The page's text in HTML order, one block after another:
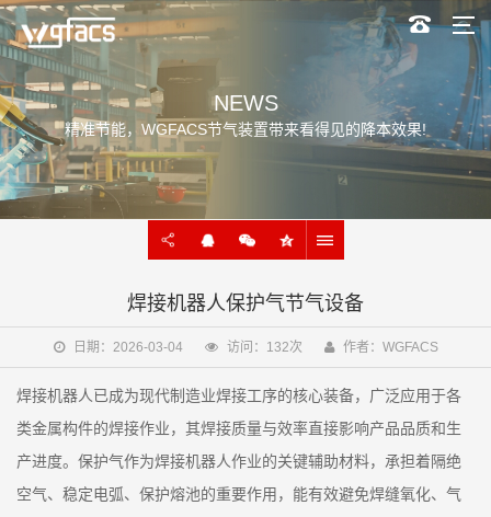
NEWS
精准节能，WGFACS节气装置带来看得见的降本效果!
焊接机器人保护气节气设备
日期：2026-03-04 访问：132次 作者：WGFACS
焊接机器人已成为现代制造业焊接工序的核心装备，广泛应用于各
类金属构件的焊接作业，其焊接质量与效率直接影响产品品质和生
产进度。保护气作为焊接机器人作业的关键辅助材料，承担着隔绝
空气、稳定电弧、保护熔池的重要作用，能有效避免焊缝氧化、气